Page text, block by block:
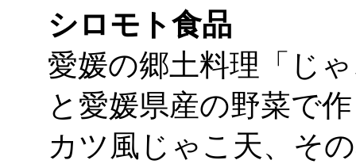
シロモト食品
愛媛の郷土料理「じ
と愛媛県産の野菜で
カツ風じゃこ天、そ